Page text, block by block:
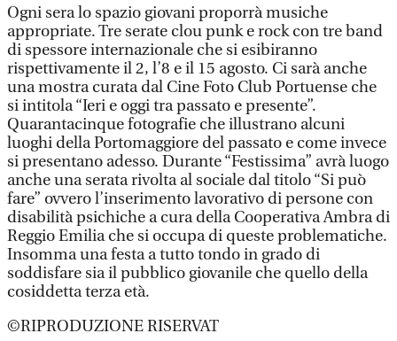
Ogni sera lo spazio giovani proporrà musiche
appropriate. Tre serate clou punk e rock con tre band
di spessore internazionale che si esibiranno
rispettivamente il 2, l’8 e il 15 agosto. Ci sarà anche
una mostra curata dal Cine Foto Club Portuense che
si intitola “Ieri e oggi tra passato e presente”.
Quarantacinque fotografie che illustrano alcuni
luoghi della Portomaggiore del passato e come invece
si presentano adesso. Durante “Festissima” avrà luogo
anche una serata rivolta al sociale dal titolo “Si può
fare” ovvero l’inserimento lavorativo di persone con
disabilità psichiche a cura della Cooperativa Ambra di
Reggio Emilia che si occupa di queste problematiche.
Insomma una festa a tutto tondo in grado di
soddisfare sia il pubblico giovanile che quello della
cosiddetta terza età.
©RIPRODUZIONE RISERVAT